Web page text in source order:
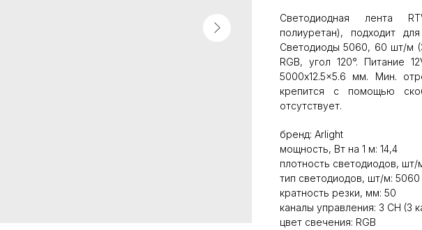
Светодиодная лента
полиуретан), подходит
Светодиоды 5060, 60 шт/м
RGB, угол 120°. Питание
5000x12.5x5.6 мм. Мин.
крепится с помощью
отсутствует.
бренд: Arlight
мощность, Вт на 1 м: 14,4
плотность светодиодов, шт/
тип светодиодов, шт/м: 5060
кратность резки, мм: 50
каналы управления: 3 CH (3
цвет свечения: RGB